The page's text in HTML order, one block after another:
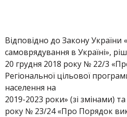
Відповідно до Закону України
самоврядування в Україні»,
20 грудня 2018 року № 22/3
Регіональної цільової
населення на
2019-2023 роки» (зі змінами)
року № 23/24 «Про Порядок